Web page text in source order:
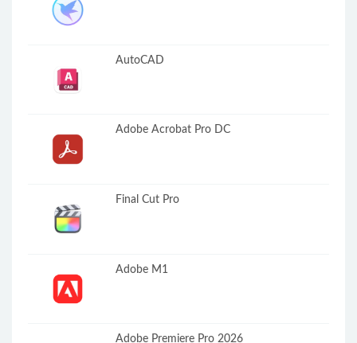
AutoCAD
Adobe Acrobat Pro DC
Final Cut Pro
Adobe M1
Adobe Premiere Pro 2026